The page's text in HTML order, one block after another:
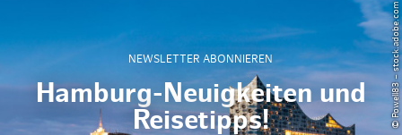
NEWSLETTER ABONNIEREN
Hamburg-Neuigkeiten und
Reisetipps!
© Powell83 – stock.adobe.com